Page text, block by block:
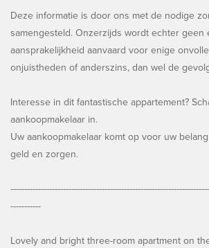
Deze informatie is door ons met de nodige
samengesteld. Onzerzijds wordt echter geen
aansprakelijkheid aanvaard voor enige
onjuistheden of anderszins, dan wel de
Interesse in dit fantastische appartement?
aankoopmakelaar in.
Uw aankoopmakelaar komt op voor uw
geld en zorgen.
-----------
Lovely and bright three-room apartment on